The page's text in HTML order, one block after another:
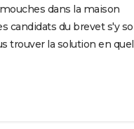
dans la maison
candidats du brevet s'y
trouver la solution en